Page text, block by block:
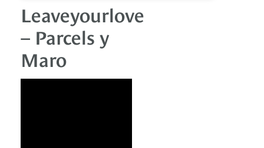
Leaveyourlove
– Parcels y
Maro